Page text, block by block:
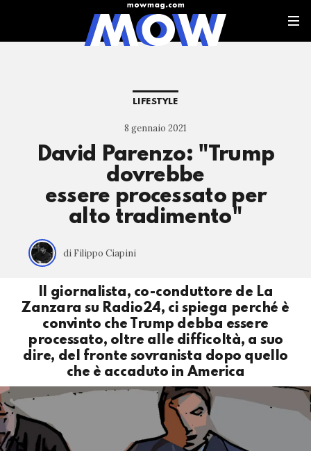
LIFESTYLE
8 gennaio 2021
David Parenzo: "Trump
dovrebbe
essere processato per
alto tradimento"
di Filippo Ciapini
Il giornalista, co-conduttore de La
Zanzara su Radio24, ci spiega perché è
convinto che Trump debba essere
processato, oltre alle difficoltà, a suo
dire, del fronte sovranista dopo quello
che è accaduto in America